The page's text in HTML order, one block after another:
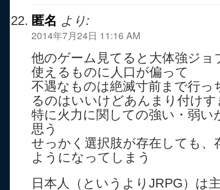
匿名 より:
2014年7月24日 11:16 AM
他のゲーム見てると大体強ジョ
使えるものに人口が偏って
不遇なものは絶滅寸前まで行っ
るのはいいけどあんまり付けす
特に火力に関しての強い・弱い
思う
せっかく選択肢が存在しても、
ようになってしまう
日本人（というよりJRPG）は